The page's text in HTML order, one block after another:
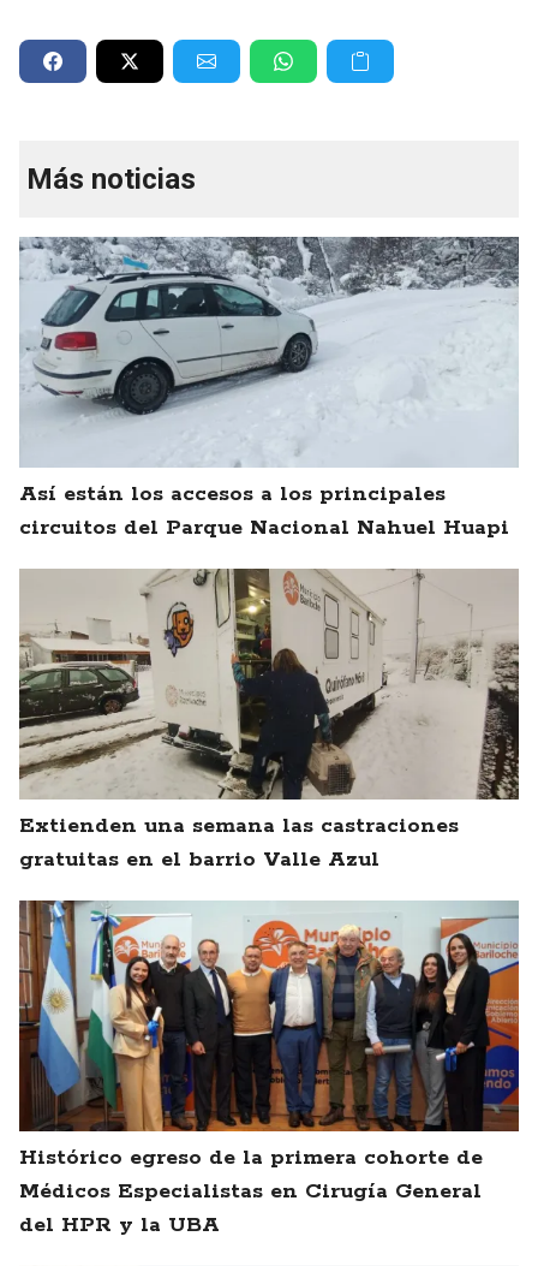
Más noticias
Así están los accesos a los principales
circuitos del Parque Nacional Nahuel Huapi
Extienden una semana las castraciones
gratuitas en el barrio Valle Azul
Histórico egreso de la primera cohorte de
Médicos Especialistas en Cirugía General
del HPR y la UBA